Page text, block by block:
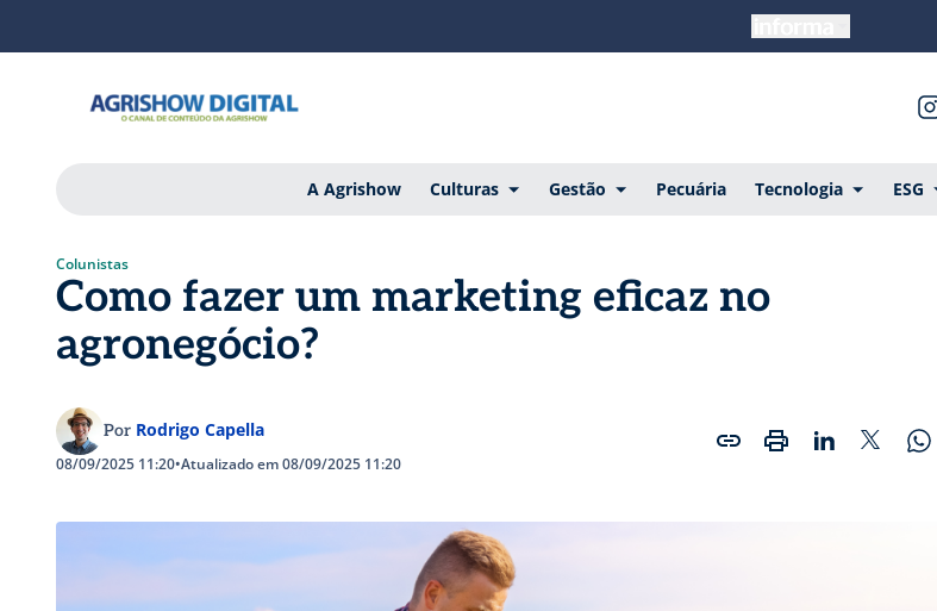
A Agrishow Culturas Gestão Pecuária Tecnologia ESG
Colunistas
Como fazer um marketing eficaz no
agronegócio?
Por Rodrigo Capella
08/09/2025 11:20•Atualizado em 08/09/2025 11:20